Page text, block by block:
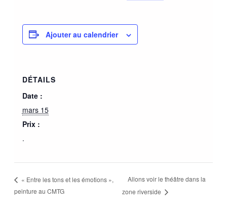
Ajouter au calendrier
DÉTAILS
Date :
mars 15
Prix :
.
« Entre les tons et les émotions »,
peinture au CMTG
Allons voir le théâtre dans la
zone riverside